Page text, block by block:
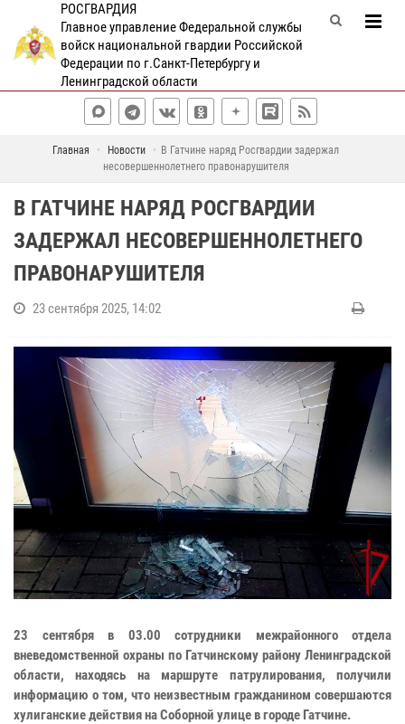
РОСГВАРДИЯ
Главное управление Федеральной службы
войск национальной гвардии Российской
Федерации по г.Санкт-Петербургу и
Ленинградской области
Главная Новости
В Гатчине наряд Росгвардии задержал
несовершеннолетнего правонарушителя
В ГАТЧИНЕ НАРЯД РОСГВАРДИИ
ЗАДЕРЖАЛ НЕСОВЕРШЕННОЛЕТНЕГО
ПРАВОНАРУШИТЕЛЯ
23 сентября 2025, 14:02
23 сентября в 03.00 сотрудники межрайонного отдела
вневедомственной охраны по Гатчинскому району Ленинградской
области, находясь на маршруте патрулирования, получили
информацию о том, что неизвестным гражданином совершаются
хулиганские действия на Соборной улице в городе Гатчине.